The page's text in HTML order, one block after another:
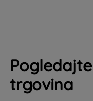
trgovina